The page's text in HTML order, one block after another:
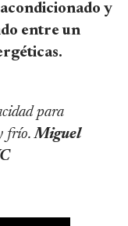
y
entre un
para
frío.Miguel